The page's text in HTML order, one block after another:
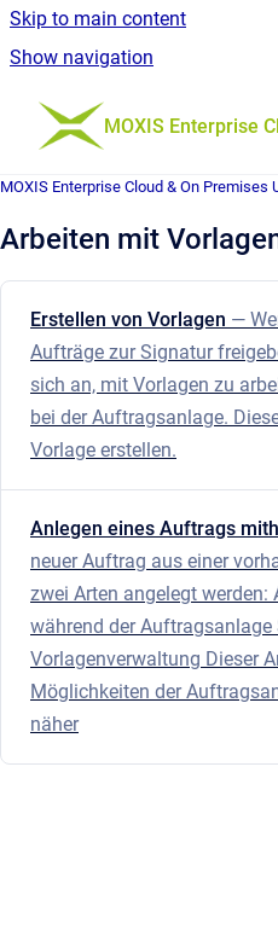
Skip to main content
Show navigation
Go to homepage
MOXIS Enterprise
MOXIS Enterprise Cloud & On Premises
Arbeiten mit
Erstellen von Vorlagen —
Aufträge zur Signatur
sich an, mit Vorlagen zu
bei der Auftragsanlage.
Vorlage erstellen.
Anlegen eines Auftrags
neuer Auftrag aus einer
zwei Arten angelegt werden:
während der
Vorlagenverwaltung Dieser
Möglichkeiten der
näher